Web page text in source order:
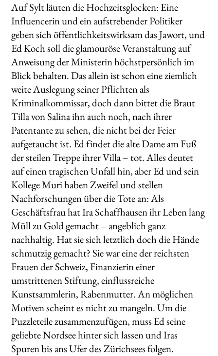
Auf Sylt läuten die Hochzeitsglocken: Eine
Influencerin und ein aufstrebender Politiker
geben sich öffentlichkeitswirksam das Jawort, und
Ed Koch soll die glamouröse Veranstaltung auf
Anweisung der Ministerin höchstpersönlich im
Blick behalten. Das allein ist schon eine ziemlich
weite Auslegung seiner Pflichten als
Kriminalkommissar, doch dann bittet die Braut
Tilla von Salina ihn auch noch, nach ihrer
Patentante zu sehen, die nicht bei der Feier
aufgetaucht ist. Ed findet die alte Dame am Fuß
der steilen Treppe ihrer Villa – tot. Alles deutet
auf einen tragischen Unfall hin, aber Ed und sein
Kollege Muri haben Zweifel und stellen
Nachforschungen über die Tote an: Als
Geschäftsfrau hat Ira Schaffhausen ihr Leben lang
Müll zu Gold gemacht – angeblich ganz
nachhaltig. Hat sie sich letztlich doch die Hände
schmutzig gemacht? Sie war eine der reichsten
Frauen der Schweiz, Finanzierin einer
umstrittenen Stiftung, einflussreiche
Kunstsammlerin, Rabenmutter. An möglichen
Motiven scheint es nicht zu mangeln. Um die
Puzzleteile zusammenzufügen, muss Ed seine
geliebte Nordsee hinter sich lassen und Iras
Spuren bis ans Ufer des Zürichsees folgen.